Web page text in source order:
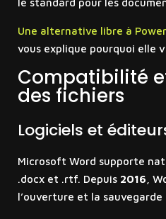
Une alternative libre à
vous explique pourquoi elle
Compatibilité
des fichiers
Logiciels et
Microsoft Word supporte
.docx et .rtf. Depuis 2016 ,
l’ouverture et la